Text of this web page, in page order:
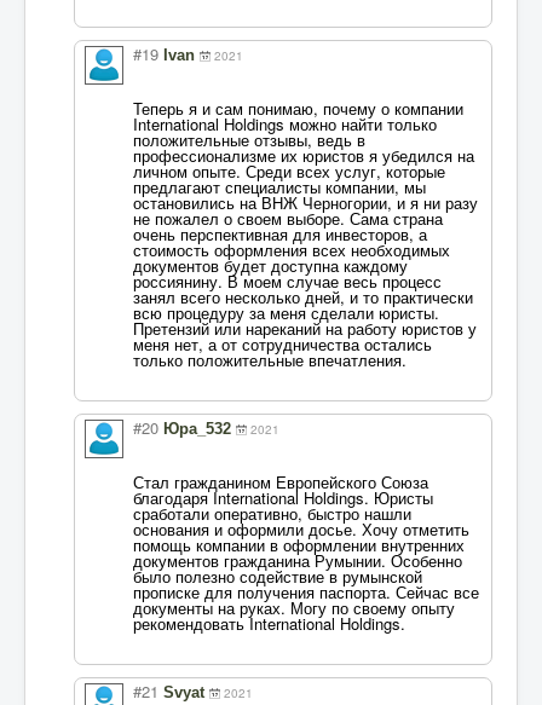
#19 Ivan 2021
Теперь я и сам понимаю, почему о компании
International Holdings можно найти только
положительные отзывы, ведь в
профессионализме их юристов я убедился на
личном опыте. Среди всех услуг, которые
предлагают специалисты компании, мы
остановились на ВНЖ Черногории, и я ни разу
не пожалел о своем выборе. Сама страна
очень перспективная для инвесторов, а
стоимость оформления всех необходимых
документов будет доступна каждому
россиянину. В моем случае весь процесс
занял всего несколько дней, и то практически
всю процедуру за меня сделали юристы.
Претензий или нареканий на работу юристов у
меня нет, а от сотрудничества остались
только положительные впечатления.
#20 Юра_532 2021
Стал гражданином Европейского Союза
благодаря International Holdings. Юристы
сработали оперативно, быстро нашли
основания и оформили досье. Хочу отметить
помощь компании в оформлении внутренних
документов гражданина Румынии. Особенно
было полезно содействие в румынской
прописке для получения паспорта. Сейчас все
документы на руках. Могу по своему опыту
рекомендовать International Holdings.
#21 Svyat 2021